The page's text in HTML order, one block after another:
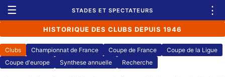
☰ STADES ET SPECTATEURS ⋮
HISTORIQUE DES CLUBS DEPUIS 1946
Clubs Championnat de France Coupe de France
Coupe de la Ligue
Coupe d'europe
Synthese annuelle Recherche